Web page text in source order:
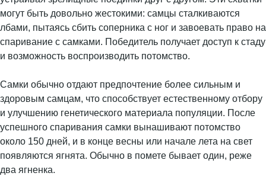
могут быть довольно жестокими: самцы сталкиваются
лбами, пытаясь сбить соперника с ног и завоевать право на
спаривание с самками. Победитель получает доступ к стаду
и возможность воспроизводить потомство.
Самки обычно отдают предпочтение более сильным и
здоровым самцам, что способствует естественному отбору
и улучшению генетического материала популяции. После
успешного спаривания самки вынашивают потомство
около 150 дней, и в конце весны или начале лета на свет
появляются ягнята. Обычно в помете бывает один, реже
два ягненка.